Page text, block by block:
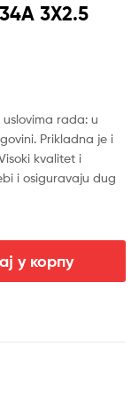
3X2.5
rada: u
Prikladna je i
kvalitet i
i osiguravaju dug
у корпу